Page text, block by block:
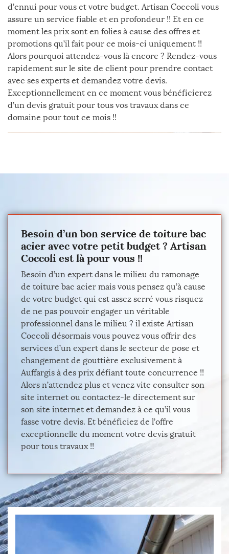
d’ennui pour vous et votre budget. Artisan Coccoli vous
assure un service fiable et en profondeur !! Et en ce
moment les prix sont en folies à cause des offres et
promotions qu’il fait pour ce mois-ci uniquement !!
Alors pourquoi attendez-vous là encore ? Rendez-vous
rapidement sur le site de client pour prendre contact
avec ses experts et demandez votre devis.
Exceptionnellement en ce moment vous bénéficierez
d’un devis gratuit pour tous vos travaux dans ce
domaine pour tout ce mois !!
Besoin d’un bon service de toiture bac
acier avec votre petit budget ? Artisan
Coccoli est là pour vous !!
Besoin d’un expert dans le milieu du ramonage
de toiture bac acier mais vous pensez qu’à cause
de votre budget qui est assez serré vous risquez
de ne pas pouvoir engager un véritable
professionnel dans le milieu ? il existe Artisan
Coccoli désormais vous pouvez vous offrir des
services d’un expert dans le secteur de pose et
changement de gouttière exclusivement à
Auffargis à des prix défiant toute concurrence !!
Alors n’attendez plus et venez vite consulter son
site internet ou contactez-le directement sur
son site internet et demandez à ce qu’il vous
fasse votre devis. Et bénéficiez de l’offre
exceptionnelle du moment votre devis gratuit
pour tous travaux !!